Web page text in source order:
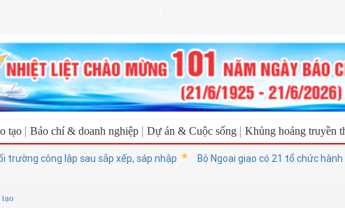
tạo Báo chí & doanh nghiệp Dự án & Cuộc sống Khủng hoảng truyền
công lập sau sắp xếp, sáp nhập Bộ Ngoại giao có 21 tổ chức hành